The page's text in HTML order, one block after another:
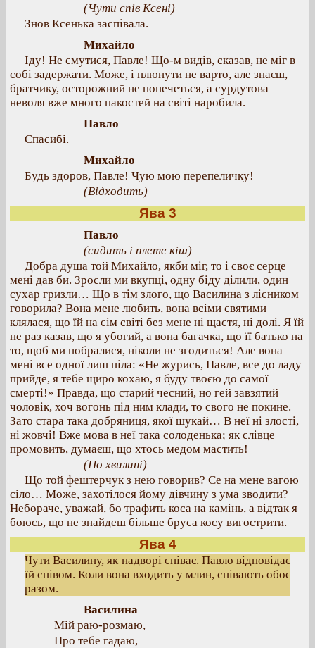
(Чути спів Ксені)
Знов Ксенька заспівала.
Михайло
Іду! Не смутися, Павле! Що-м видів, сказав, не міг в
собі задержати. Може, і плюнути не варто, але знаєш,
братчику, осторожний не попечеться, а сурдутова
неволя вже много пакостей на світі наробила.
Павло
Спасибі.
Михайло
Будь здоров, Павле! Чую мою перепеличку!
(Відходить)
Ява 3
Павло
(сидить і плете кіш)
Добра душа той Михайло, якби міг, то і своє серце
мені дав би. Зросли ми вкупці, одну біду ділили, один
сухар гризли… Що в тім злого, що Василина з лісником
говорила? Вона мене любить, вона всіми святими
клялася, що їй на сім світі без мене ні щастя, ні долі. Я їй
не раз казав, що я убогий, а вона багачка, що її батько на
то, щоб ми побралися, ніколи не згодиться! Але вона
мені все одної лиш піла: «Не журись, Павле, все до ладу
прийде, я тебе щиро кохаю, я буду твоєю до самої
смерті!» Правда, що старий чесний, но гей завзятий
чоловік, хоч вогонь під ним клади, то свого не покине.
Зато стара така добряниця, якої шукай… В неї ні злості,
ні жовчі! Вже мова в неї така солоденька; як слівце
промовить, думаєш, що хтось медом мастить!
(По хвилині)
Що той фештерчук з нею говорив? Се на мене вагою
сіло… Може, захотілося йому дівчину з ума зводити?
Небораче, уважай, бо трафить коса на камінь, а відтак я
боюсь, що не знайдеш більше бруса косу вигострити.
Ява 4
Чути Василину, як надворі співає. Павло відповідає
їй співом. Коли вона входить у млин, співають обоє
разом.
Василина
Мій раю-розмаю,
Про тебе гадаю,